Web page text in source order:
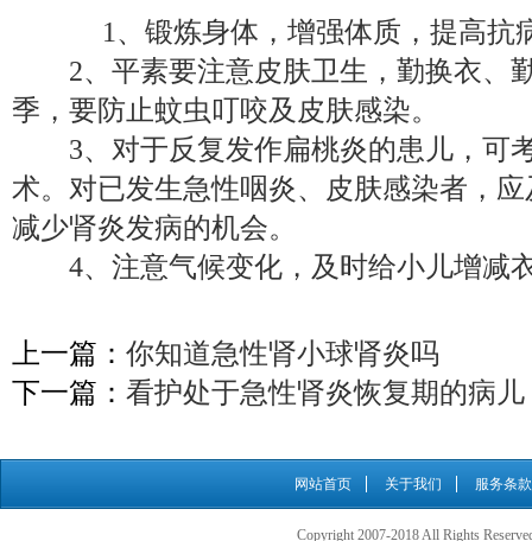
1、锻炼身体，增强体质，提高抗
2、平素要注意皮肤卫生，勤换衣、
季，要防止蚊虫叮咬及皮肤感染。
3、对于反复发作扁桃炎的患儿，可
术。对已发生急性咽炎、皮肤感染者，
减少肾炎发病的机会。
4、注意气候变化，及时给小儿增减
上一篇： 你知道急性肾小球肾炎吗
下一篇： 看护处于急性肾炎恢复期的病儿
网站首页 关于我们 服务条款
Copyright 2007-2018 All Rights